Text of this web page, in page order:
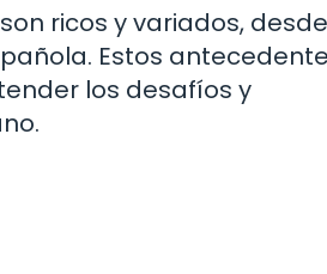
ricos y variados,
Estos
los desafíos y